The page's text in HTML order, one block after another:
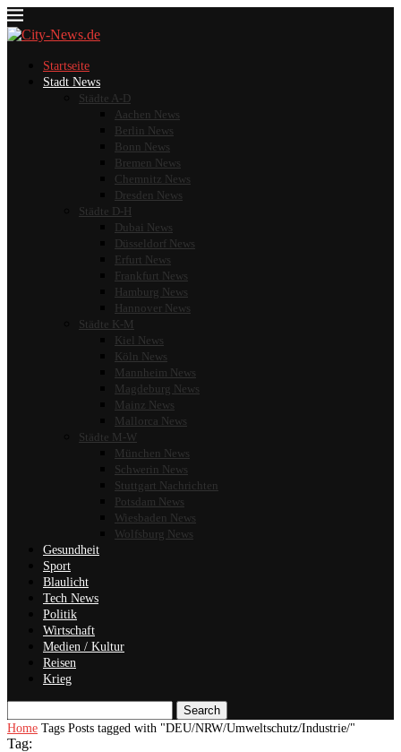
Startseite
Stadt News
Städte A-D
Aachen News
Berlin News
Bonn News
Bremen News
Chemnitz News
Dresden News
Städte D-H
Dubai News
Düsseldorf News
Erfurt News
Frankfurt News
Hamburg News
Hannover News
Städte K-M
Kiel News
Köln News
Mannheim News
Magdeburg News
Mainz News
Mallorca News
Städte M-W
München News
Schwerin News
Stuttgart Nachrichten
Potsdam News
Wiesbaden News
Wolfsburg News
Gesundheit
Sport
Blaulicht
Tech News
Politik
Wirtschaft
Medien / Kultur
Reisen
Krieg
Search
Home Tags Posts tagged with "DEU/NRW/Umweltschutz/Industrie/"
Tag: